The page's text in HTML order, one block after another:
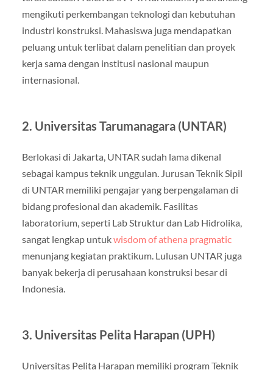
mengikuti perkembangan teknologi dan kebutuhan
industri konstruksi. Mahasiswa juga mendapatkan
peluang untuk terlibat dalam penelitian dan proyek
kerja sama dengan institusi nasional maupun
internasional.
2. Universitas Tarumanagara (UNTAR)
Berlokasi di Jakarta, UNTAR sudah lama dikenal
sebagai kampus teknik unggulan. Jurusan Teknik Sipil
di UNTAR memiliki pengajar yang berpengalaman di
bidang profesional dan akademik. Fasilitas
laboratorium, seperti Lab Struktur dan Lab Hidrolika,
sangat lengkap untukwisdom of athena pragmatic
menunjang kegiatan praktikum. Lulusan UNTAR juga
banyak bekerja di perusahaan konstruksi besar di
Indonesia.
3. Universitas Pelita Harapan (UPH)
Universitas Pelita Harapan memiliki program Teknik